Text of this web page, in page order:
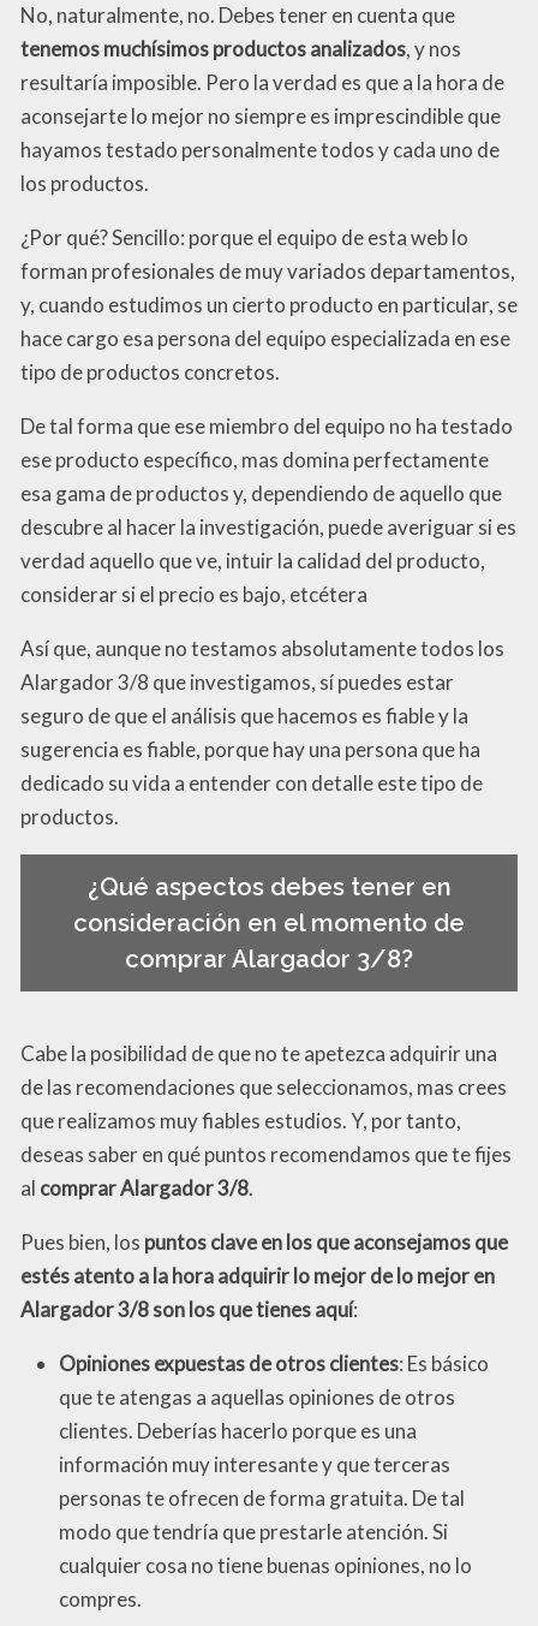
No, naturalmente, no. Debes tener en cuenta que
tenemos muchísimos productos analizados, y nos
resultaría imposible. Pero la verdad es que a la hora de
aconsejarte lo mejor no siempre es imprescindible que
hayamos testado personalmente todos y cada uno de
los productos.
¿Por qué? Sencillo: porque el equipo de esta web lo
forman profesionales de muy variados departamentos,
y, cuando estudimos un cierto producto en particular, se
hace cargo esa persona del equipo especializada en ese
tipo de productos concretos.
De tal forma que ese miembro del equipo no ha testado
ese producto específico, mas domina perfectamente
esa gama de productos y, dependiendo de aquello que
descubre al hacer la investigación, puede averiguar si es
verdad aquello que ve, intuir la calidad del producto,
considerar si el precio es bajo, etcétera
Así que, aunque no testamos absolutamente todos los
Alargador 3/8 que investigamos, sí puedes estar
seguro de que el análisis que hacemos es fiable y la
sugerencia es fiable, porque hay una persona que ha
dedicado su vida a entender con detalle este tipo de
productos.
¿Qué aspectos debes tener en
consideración en el momento de
comprar Alargador 3/8?
Cabe la posibilidad de que no te apetezca adquirir una
de las recomendaciones que seleccionamos, mas crees
que realizamos muy fiables estudios. Y, por tanto,
deseas saber en qué puntos recomendamos que te fijes
al comprar Alargador 3/8.
Pues bien, los puntos clave en los que aconsejamos que
estés atento a la hora adquirir lo mejor de lo mejor en
Alargador 3/8 son los que tienes aquí:
Opiniones expuestas de otros clientes: Es básico
que te atengas a aquellas opiniones de otros
clientes. Deberías hacerlo porque es una
información muy interesante y que terceras
personas te ofrecen de forma gratuita. De tal
modo que tendría que prestarle atención. Si
cualquier cosa no tiene buenas opiniones, no lo
compres.